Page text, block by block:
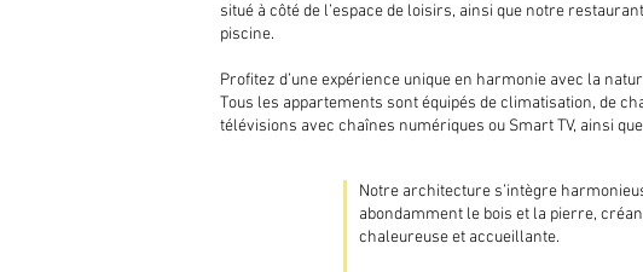
situé à côté de l’espace de loisirs, ainsi que notre
piscine.
Profitez d’une expérience unique en harmonie avec la
Tous les appartements sont équipés de climatisation, de
télévisions avec chaînes numériques ou Smart TV, ainsi
Notre architecture s’intègre
abondamment le bois et la pierre,
chaleureuse et accueillante.